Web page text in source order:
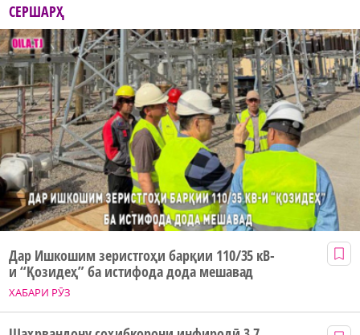
СЕРШАРҲ
ХАБАРИ РӮЗ
Дар Ишкошим зеристгоҳи барқии 110/35 кВ-
и “Қозидеҳ” ба истифода дода мешавад